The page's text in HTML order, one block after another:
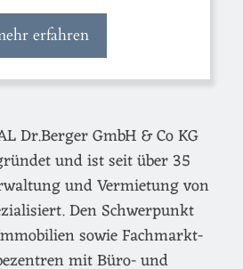
erfahren
Dr.Berger GmbH & Co KG
und ist seit über 35
und Vermietung von
Den Schwerpunkt
sowie Fachmarkt-
mit Büro- und